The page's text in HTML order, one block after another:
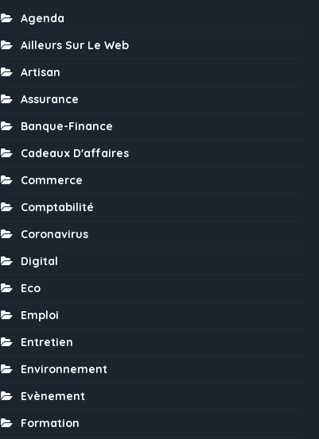
Agenda
Ailleurs Sur Le Web
Artisan
Assurance
Banque-Finance
Cadeaux D'affaires
Commerce
Comptabilité
Coronavirus
Digital
Eco
Emploi
Entretien
Environnement
Evènement
Formation